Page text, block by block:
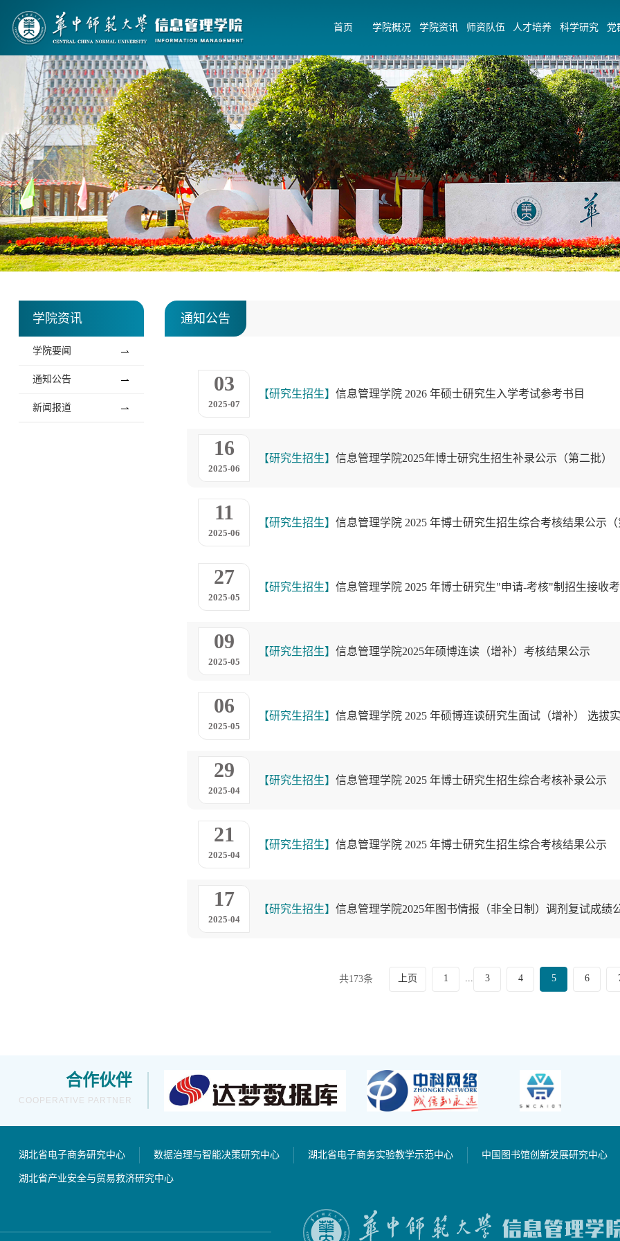
首页 学院概况 学院资讯 师资队伍 人才培养 科学研究 党
学院资讯
学院要闻
通知公告
新闻报道
通知公告
03
2025-07
【研究生招生】信息管理学院 2026 年硕士研究生入学考试参考书目
16
2025-06
【研究生招生】信息管理学院2025年博士研究生招生补录公示（第二批）
11
2025-06
【研究生招生】信息管理学院 2025 年博士研究生招生综合考核结果公示（
27
2025-05
【研究生招生】信息管理学院 2025 年博士研究生"申请-考核"制招生接收
09
2025-05
【研究生招生】信息管理学院2025年硕博连读（增补）考核结果公示
06
2025-05
【研究生招生】信息管理学院 2025 年硕博连读研究生面试（增补） 选拔
29
2025-04
【研究生招生】信息管理学院 2025 年博士研究生招生综合考核补录公示
21
2025-04
【研究生招生】信息管理学院 2025 年博士研究生招生综合考核结果公示
17
2025-04
【研究生招生】信息管理学院2025年图书情报（非全日制）调剂复试成绩
共173条 上页 1 ... 3 4 5 6
合作伙伴
COOPERATIVE PARTNER
湖北省电子商务研究中心 数据治理与智能决策研究中心 湖北省电子商务实验教学示范中心 中国图书馆创新发展研究中心
湖北省产业安全与贸易救济研究中心